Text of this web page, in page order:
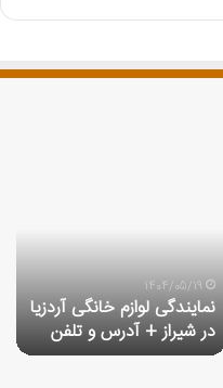
+
آدرس
و
تلفن
1404/05/12
بهترین نمایندگی ولگا در
شیراز + آدرس و تلفن